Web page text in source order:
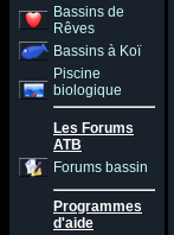
Bassins de
Rêves
Bassins à Koï
Piscine
biologique
Les Forums
ATB
Forums bassin
Programmes
d'aide